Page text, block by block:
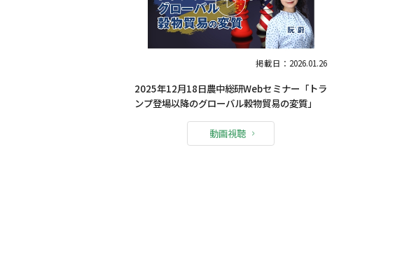
掲載日：2026.01.26
2025年12月18日農中総研Webセミナー「トラ
ンプ登場以降のグローバル穀物貿易の変質」
動画視聴